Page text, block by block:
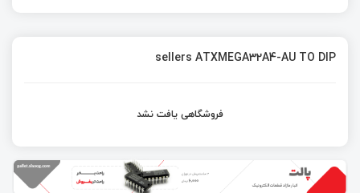
sellers ATXMEGA32A4-AU TO DIP
فروشگاهی یافت نشد